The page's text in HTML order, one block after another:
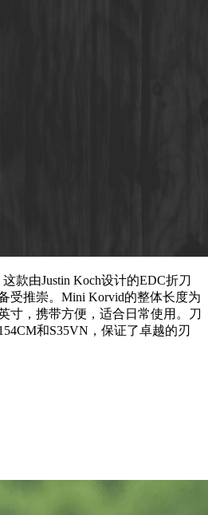
款由Justin Koch设计的EDC折刀
受推崇。Mini Korvid的整体长度为
寸，携带方便，适合日常使用。刀
和S35VN，保证了卓越的刃